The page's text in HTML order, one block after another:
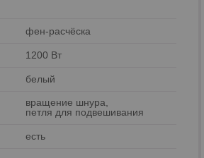
фен-расчёска
1200 Вт
белый
вращение шнура,
петля для подвешивания
есть